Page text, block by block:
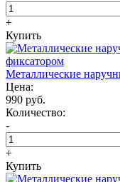
+
Купить
Металлические
Цена:
990 руб.
Количество:
-
+
Купить